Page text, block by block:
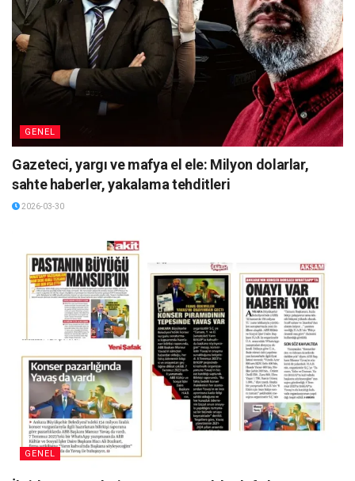
GENEL
Gazeteci, yargı ve mafya el ele: Milyon dolarlar,
sahte haberler, yakalama tehditleri
2026-03-30
GENEL